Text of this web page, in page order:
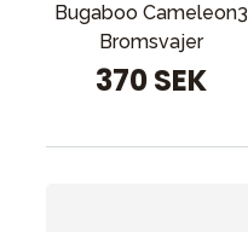
Bugaboo Cameleon3
Bromsvajer
370 SEK